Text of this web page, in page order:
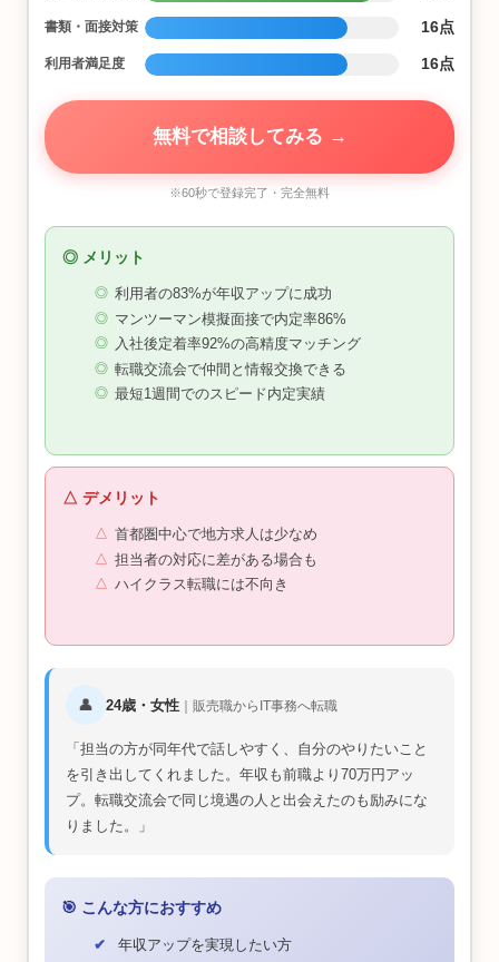
書類・面接対策 16点
利用者満足度 16点
無料で相談してみる →
※60秒で登録完了・完全無料
◎ メリット
利用者の83%が年収アップに成功
マンツーマン模擬面接で内定率86%
入社後定着率92%の高精度マッチング
転職交流会で仲間と情報交換できる
最短1週間でのスピード内定実績
△ デメリット
首都圏中心で地方求人は少なめ
担当者の対応に差がある場合も
ハイクラス転職には不向き
👤 24歳・女性 ｜販売職からIT事務へ転職
担当の方が同年代で話しやすく、自分のやりたいこと
を引き出してくれました。年収も前職より70万円アッ
プ。転職交流会で同じ境遇の人と出会えたのも励みにな
りました。
🎯 こんな方におすすめ
年収アップを実現したい方